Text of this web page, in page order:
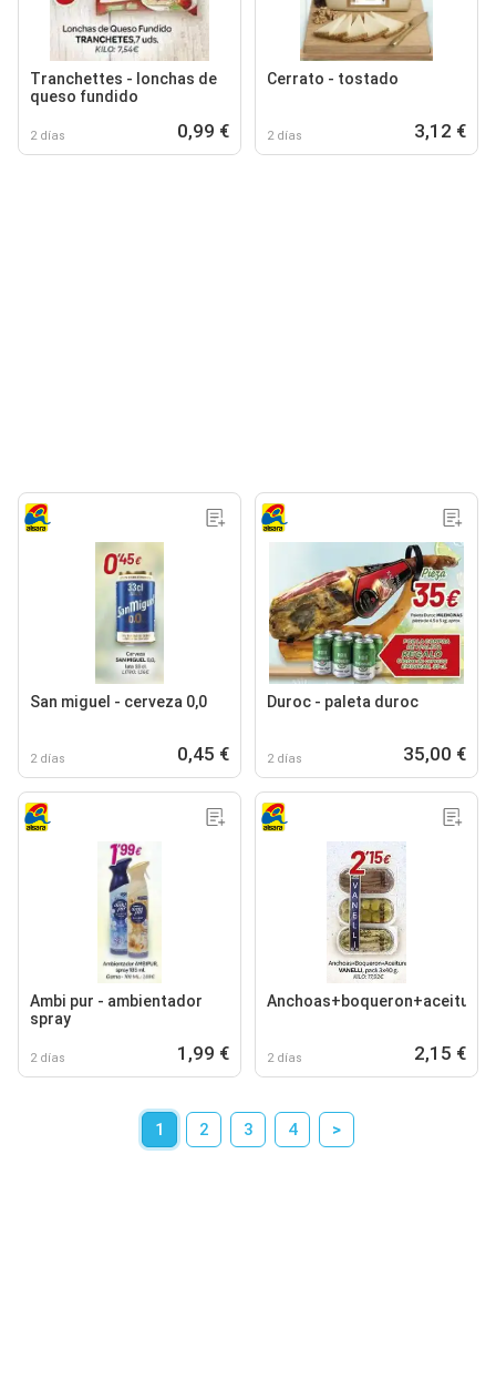
Tranchettes - lonchas de
queso fundido
2 días 0,99 €
Cerrato - tostado
2 días 3,12 €
San miguel - cerveza 0,0
2 días 0,45 €
Duroc - paleta duroc
2 días 35,00 €
Ambi pur - ambientador
spray
2 días 1,99 €
Anchoas+boqueron+aceitunas
2 días 2,15 €
1 2 3 4 >